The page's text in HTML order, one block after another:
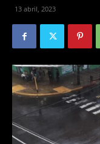
13 abril, 2023